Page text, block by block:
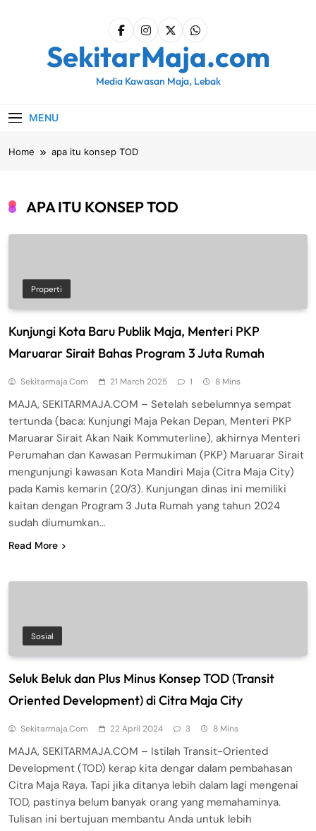
SekitarMaja.com
Media Kawasan Maja, Lebak
MENU
Home apa itu konsep TOD
APA ITU KONSEP TOD
Properti
Kunjungi Kota Baru Publik Maja, Menteri PKP
Maruarar Sirait Bahas Program 3 Juta Rumah
Sekitarmaja.com 21 March 2025 1 8 Mins
MAJA, SEKITARMAJA.COM – Setelah sebelumnya sempat
tertunda (baca: Kunjungi Maja Pekan Depan, Menteri PKP
Maruarar Sirait Akan Naik Kommuterline), akhirnya Menteri
Perumahan dan Kawasan Permukiman (PKP) Maruarar Sirait
mengunjungi kawasan Kota Mandiri Maja (Citra Maja City)
pada Kamis kemarin (20/3). Kunjungan dinas ini memiliki
kaitan dengan Program 3 Juta Rumah yang tahun 2024
sudah diumumkan…
Read More
Sosial
Seluk Beluk dan Plus Minus Konsep TOD (Transit
Oriented Development) di Citra Maja City
Sekitarmaja.com 22 April 2024 3 8 Mins
MAJA, SEKITARMAJA.COM – Istilah Transit-Oriented
Development (TOD) kerap kita dengar dalam pembahasan
Citra Maja Raya. Tapi jika ditanya lebih dalam lagi mengenai
TOD, pastinya belum banyak orang yang memahaminya.
Tulisan ini bertujuan membantu Anda untuk lebih